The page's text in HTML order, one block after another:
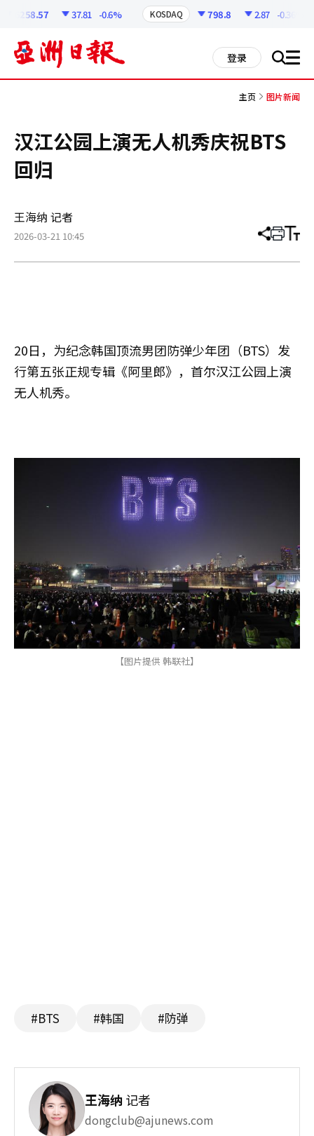
6258.57 37.81 -0.6% KOSDAQ 798.8 2.87 -0.36%
登录 搜 all
主页 图片新闻
汉江公园上演无人机秀庆祝BTS
回归
王海纳 记者
2026-03-21 10:45 分
章
打 调
小
20日，为纪念韩国顶流男团防弹少年团（BTS）发
行第五张正规专辑《阿里郎》，首尔汉江公园上演
无人机秀。
【图片提供 韩联社】
#BTS #韩国 #防弹
王海纳 记者
dongclub@ajunews.com